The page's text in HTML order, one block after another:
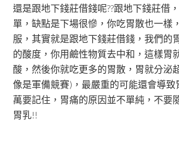
還是跟地下錢莊借錢呢??跟地下錢莊借
單，缺點是下場很慘，你吃胃散也一樣
服，其實就是跟地下錢莊借錢，我們的
的酸度，你用鹼性物質去中和，這樣胃
酸，然後你就吃更多的胃散，胃就分泌
像是軍備競賽)，最嚴重的可能還會導致
萬要記住，胃痛的原因並不單純，不要
胃乳!!